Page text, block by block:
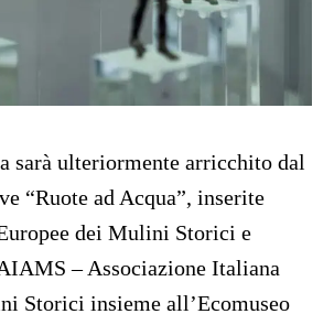
sarà ulteriormente arricchito dal
“Ruote ad Acqua”, inserite
dei Mulini Storici e
– Associazione Italiana
Storici insieme all’Ecomuseo